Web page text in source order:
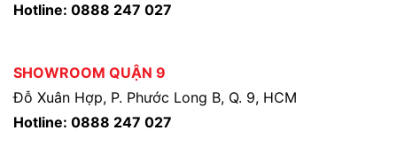
Hotline: 0888 247 027
SHOWROOM QUẬN 9
Đỗ Xuân Hợp, P. Phước Long B, Q. 9, HCM
Hotline: 0888 247 027